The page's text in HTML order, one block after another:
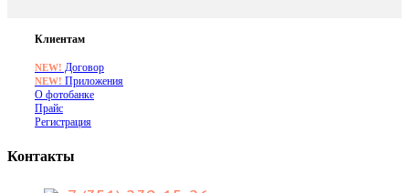
Клиентам
NEW! Договор
NEW! Приложения
О фотобанке
Прайс
Регистрация
Контакты